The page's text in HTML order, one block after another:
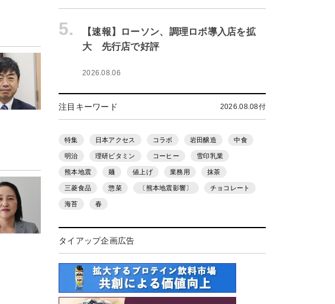
5.
【速報】ローソン、調理ロボ導入店を拡
大 先行店で好評
2026.08.06
注目キーワード 2026.08.08付
特集 日本アクセス コラボ 岩田醸造 中食
明治 理研ビタミン コーヒー 雪印乳業
熊本地震 麺 値上げ 業務用 抹茶
三菱食品 惣菜 〔熊本地震影響〕 チョコレート
海苔 春
タイアップ企画広告